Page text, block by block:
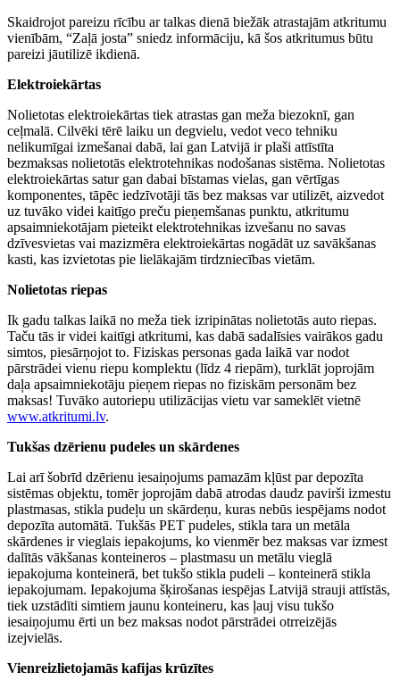
Skaidrojot pareizu rīcību ar talkas dienā biežāk atrastajām atkritumu
vienībām, “Zaļā josta” sniedz informāciju, kā šos atkritumus būtu
pareizi jāutilizē ikdienā.
Elektroiekārtas
Nolietotas elektroiekārtas tiek atrastas gan meža biezoknī, gan
ceļmalā. Cilvēki tērē laiku un degvielu, vedot veco tehniku
nelikumīgai izmešanai dabā, lai gan Latvijā ir plaši attīstīta
bezmaksas nolietotās elektrotehnikas nodošanas sistēma. Nolietotas
elektroiekārtas satur gan dabai bīstamas vielas, gan vērtīgas
komponentes, tāpēc iedzīvotāji tās bez maksas var utilizēt, aizvedot
uz tuvāko videi kaitīgo preču pieņemšanas punktu, atkritumu
apsaimniekotājam pieteikt elektrotehnikas izvešanu no savas
dzīvesvietas vai mazizmēra elektroiekārtas nogādāt uz savākšanas
kasti, kas izvietotas pie lielākajām tirdzniecības vietām.
Nolietotas riepas
Ik gadu talkas laikā no meža tiek izripinātas nolietotās auto riepas.
Taču tās ir videi kaitīgi atkritumi, kas dabā sadalīsies vairākos gadu
simtos, piesārņojot to. Fiziskas personas gada laikā var nodot
pārstrādei vienu riepu komplektu (līdz 4 riepām), turklāt joprojām
daļa apsaimniekotāju pieņem riepas no fiziskām personām bez
maksas! Tuvāko autoriepu utilizācijas vietu var sameklēt vietnē
www.atkritumi.lv.
Tukšas dzērienu pudeles un skārdenes
Lai arī šobrīd dzērienu iesaiņojums pamazām kļūst par depozīta
sistēmas objektu, tomēr joprojām dabā atrodas daudz pavirši izmestu
plastmasas, stikla pudeļu un skārdeņu, kuras nebūs iespējams nodot
depozīta automātā. Tukšās PET pudeles, stikla tara un metāla
skārdenes ir vieglais iepakojums, ko vienmēr bez maksas var izmest
dalītās vākšanas konteineros – plastmasu un metālu vieglā
iepakojuma konteinerā, bet tukšo stikla pudeli – konteinerā stikla
iepakojumam. Iepakojuma šķirošanas iespējas Latvijā strauji attīstās,
tiek uzstādīti simtiem jaunu konteineru, kas ļauj visu tukšo
iesaiņojumu ērti un bez maksas nodot pārstrādei otrreizējās
izejvielās.
Vienreizlietojamās kafijas krūzītes